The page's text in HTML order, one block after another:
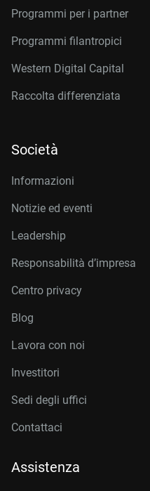
Programmi per i partner
Programmi filantropici
Western Digital Capital
Raccolta differenziata
Società
Informazioni
Notizie ed eventi
Leadership
Responsabilità d’impresa
Centro privacy
Blog
Lavora con noi
Investitori
Sedi degli uffici
Contattaci
Assistenza